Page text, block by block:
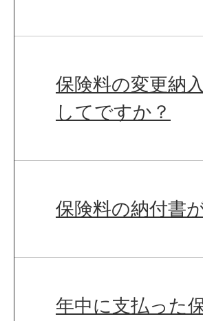
保険料の変更納
してですか？
保険料の納付書
年中に支払った